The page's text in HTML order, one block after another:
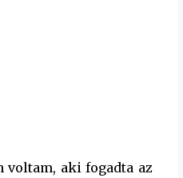
voltam, aki fogadta az